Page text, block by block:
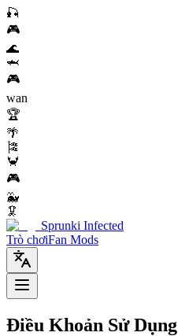
🎣
🎮
🌊
🦈
🎮
wan
🏆
🌴
🎏
🦀
🎮
🐳
🦑
Sprunki Infected
Trò chơiFan Mods
Điều Khoản Sử Dụng